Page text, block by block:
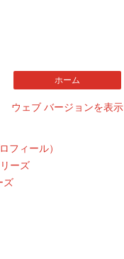
ホーム
ウェブ バージョンを表示
フィール）
ーズ
ズ